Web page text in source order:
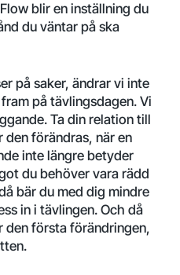
blir en inställning du
du väntar på ska
på saker, ändrar vi inte
på tävlingsdagen. Vi
Ta din relation till
den förändras, när en
inte längre betyder
du behöver vara rädd
bär du med dig mindre
in i tävlingen. Och då
den första förändringen,